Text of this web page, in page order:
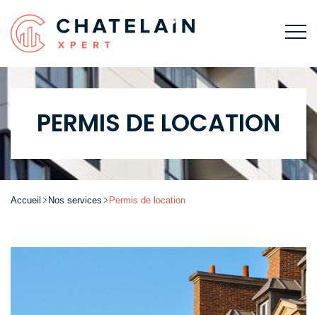
PERMIS DE LOCATION
Accueil Nos services Permis de location